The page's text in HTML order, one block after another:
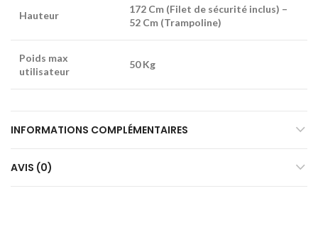
Hauteur
172 Cm (Filet de sécurité inclus) –
52 Cm (Trampoline)
Poids max
utilisateur
50 Kg
INFORMATIONS COMPLÉMENTAIRES
AVIS (0)